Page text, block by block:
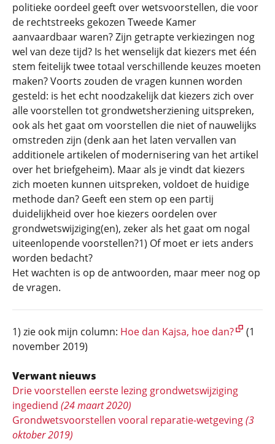
politieke oordeel geeft over wetsvoorstellen, die voor
de rechtstreeks gekozen Tweede Kamer
aanvaardbaar waren? Zijn getrapte verkiezingen nog
wel van deze tijd? Is het wenselijk dat kiezers met één
stem feitelijk twee totaal verschillende keuzes moeten
maken? Voorts zouden de vragen kunnen worden
gesteld: is het echt noodzakelijk dat kiezers zich over
alle voorstellen tot grondwetsherziening uitspreken,
ook als het gaat om voorstellen die niet of nauwelijks
omstreden zijn (denk aan het laten vervallen van
additionele artikelen of modernisering van het artikel
over het briefgeheim). Maar als je vindt dat kiezers
zich moeten kunnen uitspreken, voldoet de huidige
methode dan? Geeft een stem op een partij
duidelijkheid over hoe kiezers oordelen over
grondwetswijziging(en), zeker als het gaat om nogal
uiteenlopende voorstellen?1) Of moet er iets anders
worden bedacht?
Het wachten is op de antwoorden, maar meer nog op
de vragen.
1) zie ook mijn column: Hoe dan Kajsa, hoe dan?
(1
november 2019)
Verwant nieuws
Drie voorstellen eerste lezing grondwetswijziging
ingediend (24 maart 2020)
Grondwetsvoorstellen vooral reparatie-wetgeving(3
oktober 2019)